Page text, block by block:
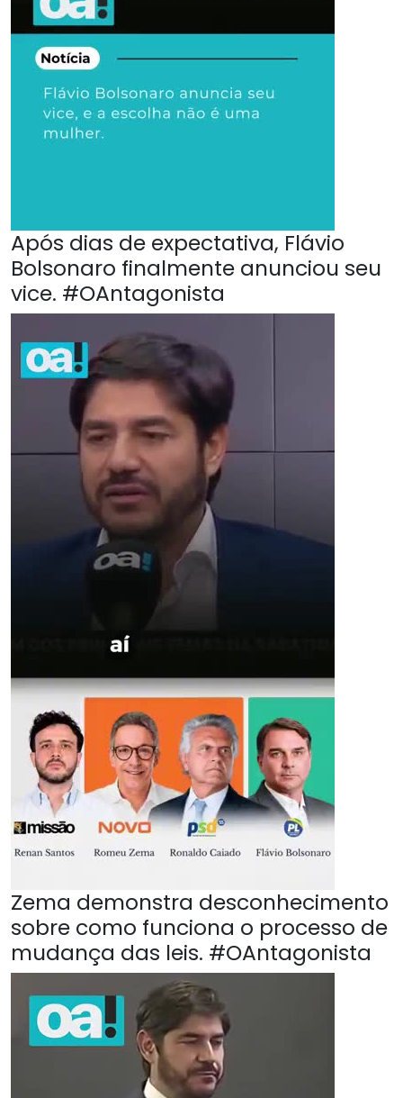
Após dias de expectativa, Flávio
Bolsonaro finalmente anunciou seu
vice. #OAntagonista
Zema demonstra desconhecimento
sobre como funciona o processo de
mudança das leis. #OAntagonista